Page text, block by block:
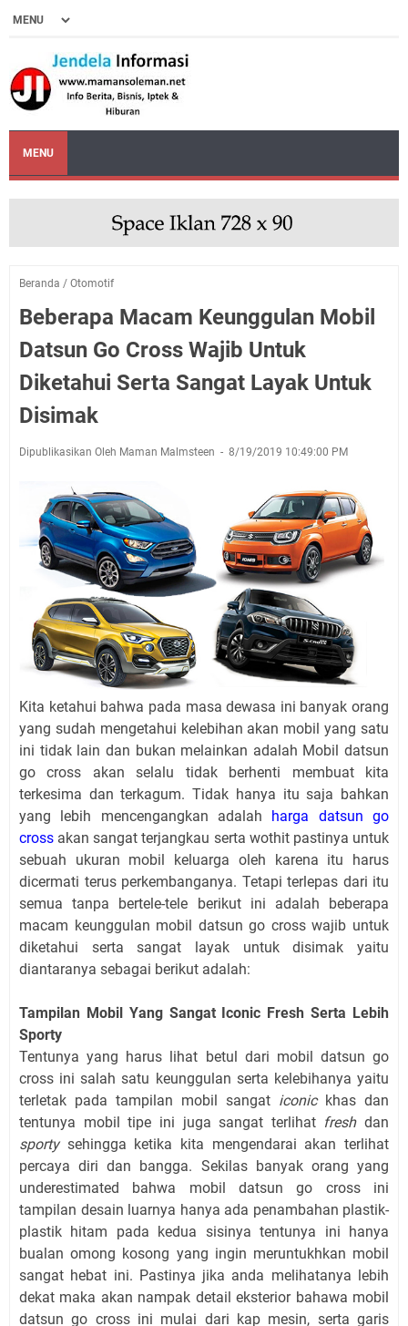
MENU
Beranda / Otomotif
Beberapa Macam Keunggulan Mobil
Datsun Go Cross Wajib Untuk
Diketahui Serta Sangat Layak Untuk
Disimak
Dipublikasikan Oleh Maman Malmsteen 8/19/2019 10:49:00 PM
Kita ketahui bahwa pada masa dewasa ini banyak orang
yang sudah mengetahui kelebihan akan mobil yang satu
ini tidak lain dan bukan melainkan adalah Mobil datsun
go cross akan selalu tidak berhenti membuat kita
terkesima dan terkagum. Tidak hanya itu saja bahkan
yang lebih mencengangkan adalah harga datsun go
cross akan sangat terjangkau serta wothit pastinya untuk
sebuah ukuran mobil keluarga oleh karena itu harus
dicermati terus perkembanganya. Tetapi terlepas dari itu
semua tanpa bertele-tele berikut ini adalah beberapa
macam keunggulan mobil datsun go cross wajib untuk
diketahui serta sangat layak untuk disimak yaitu
diantaranya sebagai berikut adalah:
Tampilan Mobil Yang Sangat Iconic Fresh Serta Lebih
Sporty
Tentunya yang harus lihat betul dari mobil datsun go
cross ini salah satu keunggulan serta kelebihanya yaitu
terletak pada tampilan mobil sangat iconickhas dan
tentunya mobil tipe ini juga sangat terlihat freshdan
sportysehingga ketika kita mengendarai akan terlihat
percaya diri dan bangga. Sekilas banyak orang yang
underestimated bahwa mobil datsun go cross ini
tampilan desain luarnya hanya ada penambahan plastik-
plastik hitam pada kedua sisinya tentunya ini hanya
bualan omong kosong yang ingin meruntukhkan mobil
sangat hebat ini. Pastinya jika anda melihatanya lebih
dekat maka akan nampak detail eksterior bahawa mobil
datsun go cross ini mulai dari kap mesin, serta garis